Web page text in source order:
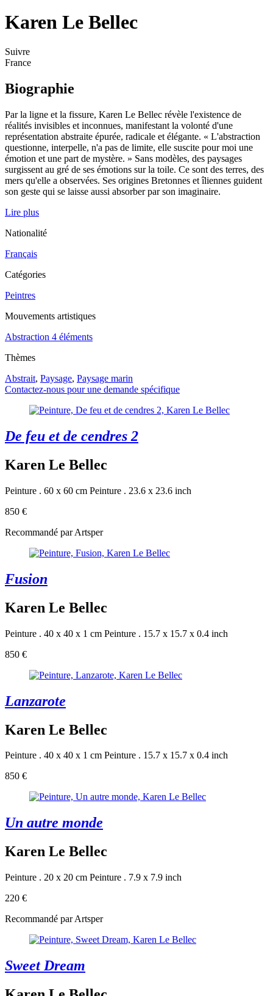
Karen Le Bellec
Suivre
France
Biographie
Par la ligne et la fissure, Karen Le Bellec révèle l'existence de
réalités invisibles et inconnues, manifestant la volonté d'une
représentation abstraite épurée, radicale et élégante. « L'abstraction
questionne, interpelle, n'a pas de limite, elle suscite pour moi une
émotion et une part de mystère. » Sans modèles, des paysages
surgissent au gré de ses émotions sur la toile. Ce sont des terres, des
mers qu'elle a observées. Ses origines Bretonnes et îliennes guident
son geste qui se laisse aussi absorber par son imaginaire.
Lire plus
Nationalité
Français
Catégories
Peintres
Mouvements artistiques
Abstraction 4 éléments
Thèmes
Abstrait, Paysage, Paysage marin
Contactez-nous pour une demande spécifique
De feu et de cendres 2
Karen Le Bellec
Peinture . 60 x 60 cm Peinture . 23.6 x 23.6 inch
850 €
Recommandé par Artsper
Fusion
Karen Le Bellec
Peinture . 40 x 40 x 1 cm Peinture . 15.7 x 15.7 x 0.4 inch
850 €
Lanzarote
Karen Le Bellec
Peinture . 40 x 40 x 1 cm Peinture . 15.7 x 15.7 x 0.4 inch
850 €
Un autre monde
Karen Le Bellec
Peinture . 20 x 20 cm Peinture . 7.9 x 7.9 inch
220 €
Recommandé par Artsper
Sweet Dream